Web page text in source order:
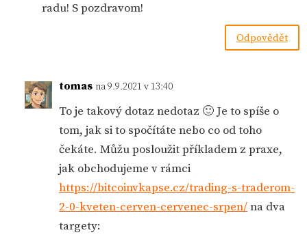
radu! S pozdravom!
Odpovědět
tomas na 9.9.2021 v 13:40
To je takový dotaz nedotaz 🙂 Je to spíše o
tom, jak si to spočítáte nebo co od toho
čekáte. Můžu posloužit příkladem z praxe,
jak obchodujeme v rámci
https://bitcoinvkapse.cz/trading-s-traderom-
2-0-kveten-cerven-cervenec-srpen/na dva
targety: